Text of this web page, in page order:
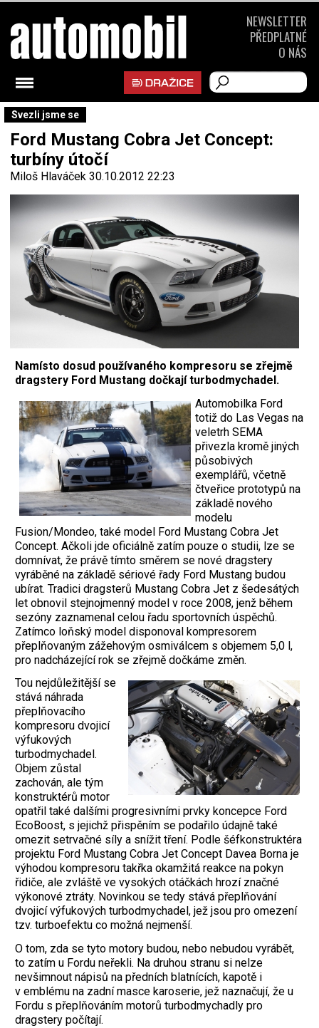
Svezli jsme se
Ford Mustang Cobra Jet Concept:
turbíny útočí
Miloš Hlaváček 30.10.2012 22:23
Namísto dosud používaného kompresoru se zřejmě
dragstery Ford Mustang dočkají turbodmychadel.
Automobilka Ford
totiž do Las Vegas na
veletrh SEMA
přivezla kromě jiných
působivých
exemplářů, včetně
čtveřice prototypů na
základě nového
modelu
Fusion/Mondeo, také model Ford Mustang Cobra Jet
Concept. Ačkoli jde oficiálně zatím pouze o studii, lze se
domnívat, že právě tímto směrem se nové dragstery
vyráběné na základě sériové řady Ford Mustang budou
ubírat. Tradici dragsterů Mustang Cobra Jet z šedesátých
let obnovil stejnojmenný model v roce 2008, jenž během
sezóny zaznamenal celou řadu sportovních úspěchů.
Zatímco loňský model disponoval kompresorem
přeplňovaným zážehovým osmiválcem s objemem 5,0 l,
pro nadcházející rok se zřejmě dočkáme změn.
Tou nejdůležitější se
stává náhrada
přeplňovacího
kompresoru dvojicí
výfukových
turbodmychadel.
Objem zůstal
zachován, ale tým
konstruktérů motor
opatřil také dalšími progresivními prvky koncepce Ford
EcoBoost, s jejichž přispěním se podařilo údajně také
omezit setrvačné síly a snížit tření. Podle šéfkonstruktéra
projektu Ford Mustang Cobra Jet Concept Davea Borna je
výhodou kompresoru takřka okamžitá reakce na pokyn
řidiče, ale zvláště ve vysokých otáčkách hrozí značné
výkonové ztráty. Novinkou se tedy stává přeplňování
dvojicí výfukových turbodmychadel, jež jsou pro omezení
tzv. turboefektu co možná nejmenší.
O tom, zda se tyto motory budou, nebo nebudou vyrábět,
to zatím u Fordu neřekli. Na druhou stranu si nelze
nevšimnout nápisů na předních blatnících, kapotě i
v emblému na zadní masce karoserie, jež naznačují, že u
Fordu s přeplňováním motorů turbodmychadly pro
dragstery počítají.
NEWSLETTER
PŘEDPLATNÉ
O NÁS